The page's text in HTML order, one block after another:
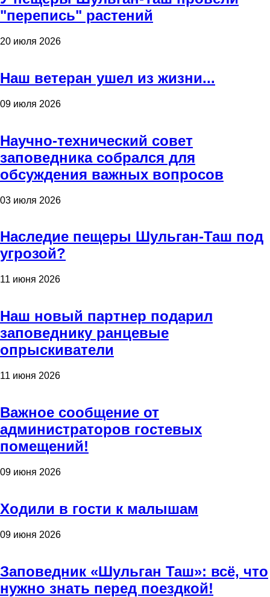
"перепись" растений
20 июля 2026
Наш ветеран ушел из жизни...
09 июля 2026
Научно-технический совет
заповедника собрался для
обсуждения важных вопросов
03 июля 2026
Наследие пещеры Шульган-Таш под
угрозой?
11 июня 2026
Наш новый партнер подарил
заповеднику ранцевые
опрыскиватели
11 июня 2026
Важное сообщение от
администраторов гостевых
помещений!
09 июня 2026
Ходили в гости к малышам
09 июня 2026
Заповедник «Шульган Таш»: всё, что
нужно знать перед поездкой!